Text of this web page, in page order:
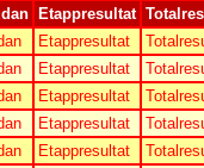
Etappresultat
Etappresultat
Etappresultat
Etappresultat
Etappresultat
Etappresultat